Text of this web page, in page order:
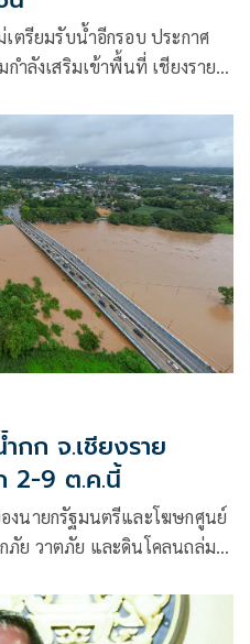
ตรียมรับน้ำอีกรอบ ประกาศ
ำลังเสริมเข้าพื้นที่ เชียงราย
กก จ.เชียงราย
2-9 ต.ค.นี้
งนายกรัฐมนตรีและโฆษกศูนย์
ภัย วาตภัย และดินโคลนถล่ม
ยา